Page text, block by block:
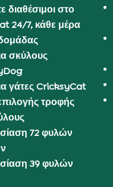
διαθέσιμοι στο
24/7, κάθε μέρα
σκύλους
γάτες CricksyCat
τροφής
72 φυλών
39 φυλών